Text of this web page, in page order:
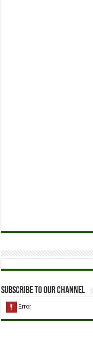
Subscribe to our Channel